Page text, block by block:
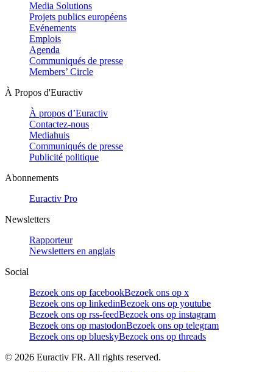
Media Solutions
Projets publics européens
Evénements
Emplois
Agenda
Communiqués de presse
Members’ Circle
À Propos d'Euractiv
À propos d’Euractiv
Contactez-nous
Mediahuis
Communiqués de presse
Publicité politique
Abonnements
Euractiv Pro
Newsletters
Rapporteur
Newsletters en anglais
Social
Bezoek ons op facebookBezoek ons op x
Bezoek ons op linkedinBezoek ons op youtube
Bezoek ons op rss-feedBezoek ons op instagram
Bezoek ons op mastodonBezoek ons op telegram
Bezoek ons op blueskyBezoek ons op threads
© 2026 Euractiv FR. All rights reserved.